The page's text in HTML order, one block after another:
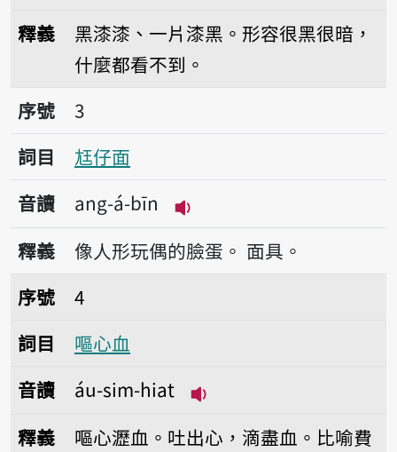
釋義
黑漆漆、一片漆黑。形容很黑很暗，
什麼都看不到。
序號3尪仔面
序號
3
詞目
尪仔面
音讀
ang-á-bīn
播放音讀ang-á-bīn
釋義 像人形玩偶的臉蛋。 面具。
序號4嘔心血
序號
4
詞目
嘔心血
音讀
áu-sim-hiat
釋義
嘔心瀝血。吐出心，滴盡血。比喻費